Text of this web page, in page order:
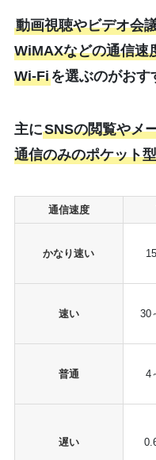
動画視聴やビデオ会
WiMAXなどの通信速
Wi-Fiを選ぶのがおす
主にSNSの閲覧やメ
通信のみのポケット
通信速度
かなり速い
速い 30
普通 4
遅い